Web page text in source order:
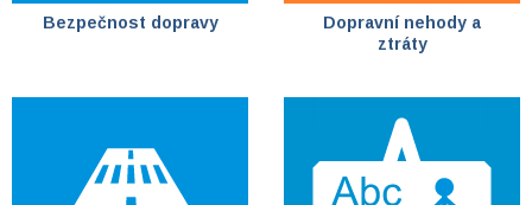
Bezpečnost dopravy
Dopravní nehody a
ztráty